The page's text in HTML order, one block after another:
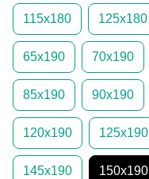
115х180 125х180
65х190 70х190
85х190 90х190
120х190 125х190
145х190 150х190